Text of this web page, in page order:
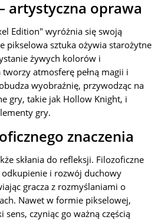
artystyczna oprawa
Edition" wyróżnia się swoją
pikselowa sztuka ożywia starożytne
żywych kolorów i
atmosferę pełną magii i
wyobraźnię, przywodząc na
gry, takie jak Hollow Knight, i
gry.
znaczenia
skłania do refleksji. Filozoficzne
odkupienie i rozwój duchowy
gracza z rozmyślaniami o
Nawet w formie pikselowej,
sens, czyniąc go ważną częścią